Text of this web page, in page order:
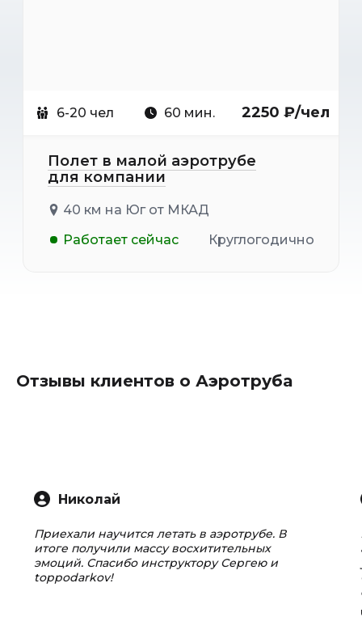
6-20 чел 60 мин. 2250 ₽/чел
Полет в малой аэротрубе
для компании
40 км на Юг от МКАД
Работает сейчас
Круглогодично
Отзывы клиентов о Аэротруба
Николай
Приехали научится летать в аэротрубе. В
итоге получили массу восхитительных
эмоций. Спасибо инструктору Сергею и
toppodarkov!